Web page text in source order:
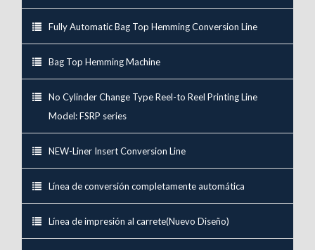
Fully Automatic Bag Top Hemming Conversion Line
Bag Top Hemming Machine
No Cylinder Change Type Reel-to Reel Printing Line
Model: FSRP series
NEW-Liner Insert Conversion Line
Línea de conversión completamente automática
Línea de impresión al carrete(Nuevo Diseño)